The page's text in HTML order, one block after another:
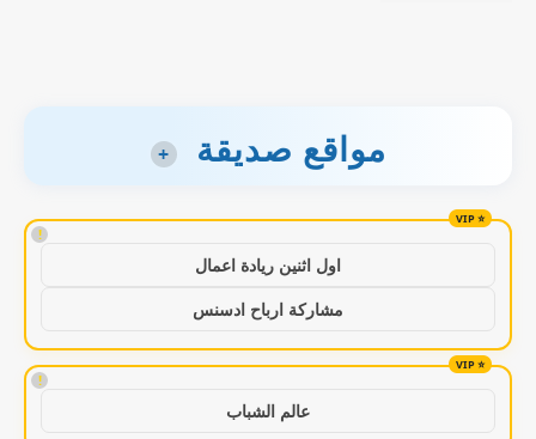
مواقع صديقة +
!
اول اثنين ريادة اعمال
مشاركة ارباح ادسنس
!
عالم الشباب